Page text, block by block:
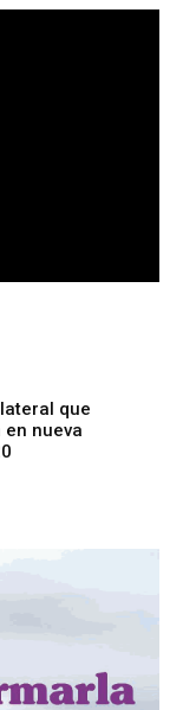
que
nueva